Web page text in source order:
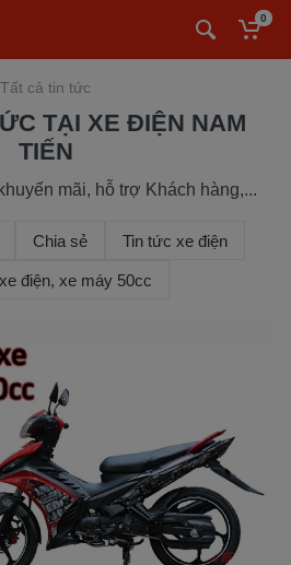
0
Tất cả tin tức
TẠI XE ĐIỆN NAM
TIẾN
mãi, hỗ trợ Khách hàng,...
Chia sẻ Tin tức xe điện
điện, xe máy 50cc